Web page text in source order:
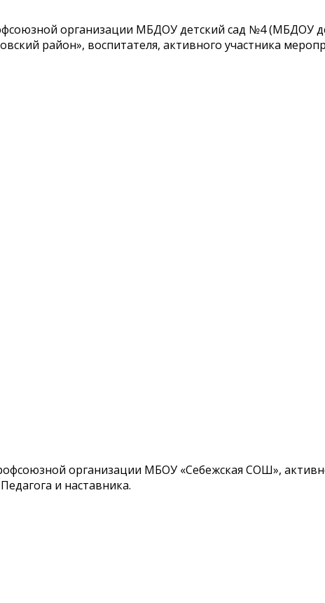
организации МБДОУ детский сад №4 (МБДОУ
район», воспитателя, активного участника
организации МБОУ «Себежская СОШ»,
и наставника.